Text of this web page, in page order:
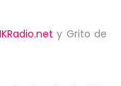
y Grito de